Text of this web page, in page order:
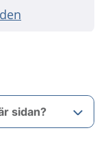
sidan?